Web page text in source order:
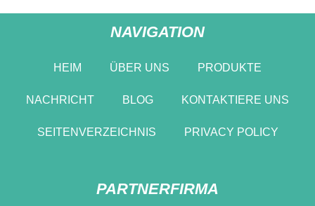
NAVIGATION
HEIM ÜBER UNS PRODUKTE
NACHRICHT BLOG KONTAKTIERE UNS
SEITENVERZEICHNIS PRIVACY POLICY
PARTNERFIRMA